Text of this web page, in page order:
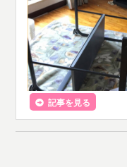
記事を見る